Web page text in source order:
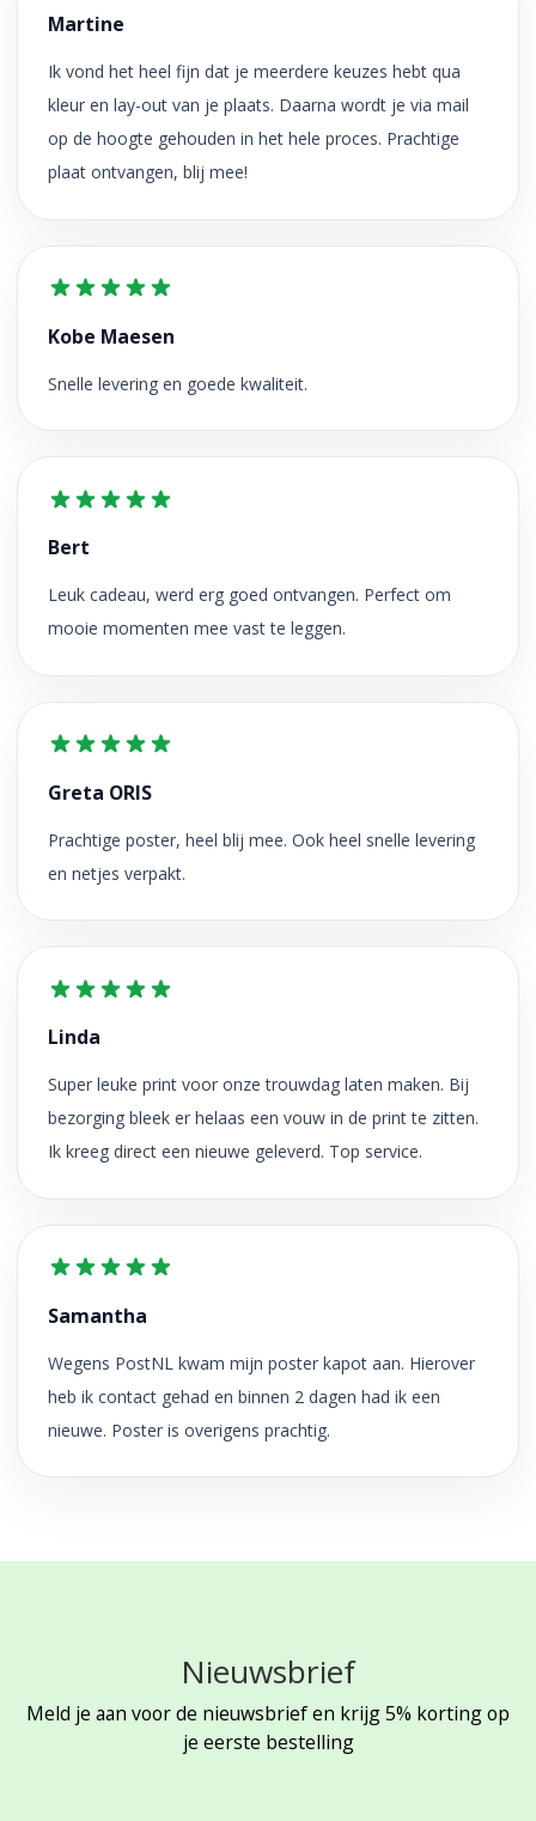
Martine
Ik vond het heel fijn dat je meerdere keuzes hebt qua
kleur en lay-out van je plaats. Daarna wordt je via mail
op de hoogte gehouden in het hele proces. Prachtige
plaat ontvangen, blij mee!
Kobe Maesen
Snelle levering en goede kwaliteit.
Bert
Leuk cadeau, werd erg goed ontvangen. Perfect om
mooie momenten mee vast te leggen.
Greta ORIS
Prachtige poster, heel blij mee. Ook heel snelle levering
en netjes verpakt.
Linda
Super leuke print voor onze trouwdag laten maken. Bij
bezorging bleek er helaas een vouw in de print te zitten.
Ik kreeg direct een nieuwe geleverd. Top service.
Samantha
Wegens PostNL kwam mijn poster kapot aan. Hierover
heb ik contact gehad en binnen 2 dagen had ik een
nieuwe. Poster is overigens prachtig.
Nieuwsbrief
Meld je aan voor de nieuwsbrief en krijg 5% korting op
je eerste bestelling